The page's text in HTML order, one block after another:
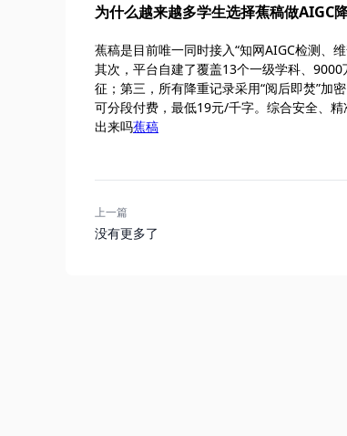
为什么越来越多学生选择蕉稿做AIGC
蕉稿是目前唯一同时接入“知网AIGC检测、
其次，平台自建了覆盖13个一级学科、
征；第三，所有降重记录采用“阅后即焚”加
可分段付费，最低19元/千字。综合安全、
出来吗蕉稿
上一篇
没有更多了